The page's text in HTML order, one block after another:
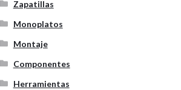
Zapatillas
Monoplatos
Montaje
Componentes
Herramientas